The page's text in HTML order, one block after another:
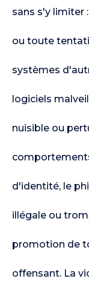
sans s'y limiter
ou toute
systèmes
logiciels
nuisible ou
d'identité, le
illégale ou
promotion de
offensant. La